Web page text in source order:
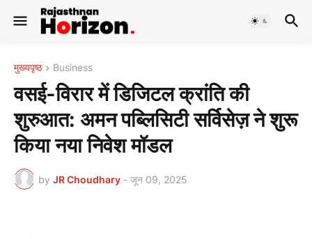
मुख्यपृष्ठ Business
वसई-विरार में डिजिटल क्रांति की
शुरुआत: अमन पब्लिसिटी सर्विसेज़ ने शुरू
किया नया निवेश मॉडल
by JR Choudhary - जून 09, 2025